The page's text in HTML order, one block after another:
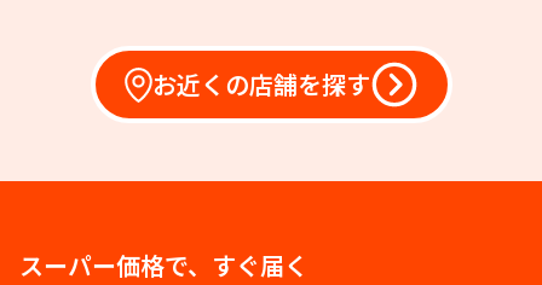
お近くの店舗を探す
スーパー価格で、すぐ届く